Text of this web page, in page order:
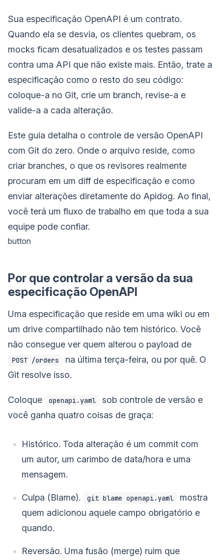
Sua especificação OpenAPI é um contrato.
Quando ela se desvia, os clientes quebram, os
mocks ficam desatualizados e os testes passam
contra uma API que não existe mais. Então, trate a
especificação como o resto do seu código:
coloque-a no Git, crie um branch, revise-a e
valide-a a cada alteração.
Este guia detalha o controle de versão OpenAPI
com Git do zero. Onde o arquivo reside, como
criar branches, o que os revisores realmente
procuram em um diff de especificação e como
enviar alterações diretamente do Apidog. Ao final,
você terá um fluxo de trabalho em que toda a sua
equipe pode confiar.
button
Por que controlar a versão da sua
especificação OpenAPI
Uma especificação que reside em uma wiki ou em
um drive compartilhado não tem histórico. Você
não consegue ver quem alterou o payload de
POST /orders
na última terça-feira, ou por quê. O
Git resolve isso.
Coloque openapi.yaml
sob controle de versão e
você ganha quatro coisas de graça:
Histórico. Toda alteração é um commit com
um autor, um carimbo de data/hora e uma
mensagem.
Culpa (Blame). git blame openapi.yaml
mostra
quem adicionou aquele campo obrigatório e
quando.
Reversão. Uma fusão (merge) ruim que